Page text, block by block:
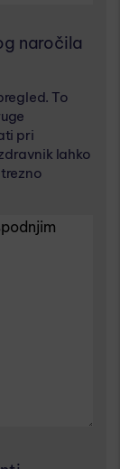
naročila
To
pri
lahko